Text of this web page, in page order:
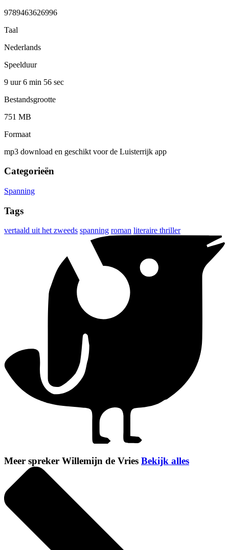
9789463626996
Taal
Nederlands
Speelduur
9 uur 6 min 56 sec
Bestandsgrootte
751 MB
Formaat
mp3 download en geschikt voor de Luisterrijk app
Categorieën
Spanning
Tags
vertaald uit het zweeds spanning roman literaire thriller
Meer spreker Willemijn de Vries Bekijk alles